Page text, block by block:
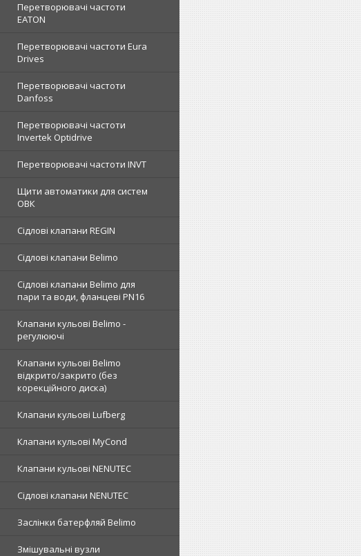
Перетворювачі частоти
EATON
Перетворювачі частоти Eura
Drives
Перетворювачі частоти
Danfoss
Перетворювачі частоти
Invertek Optidrive
Перетворювачі частоти INVT
Щити автоматики для систем
ОВК
Сідлові клапани REGIN
Сідлові клапани Belimo
Сідлові клапани Belimo для
пари та води, фланцеві PN16
Клапани кульові Belimo -
регулюючі
Клапани кульові Belimo
відкрито/закрито (без
корекційного диска)
Клапани кульові Lufberg
Клапани кульові MyCond
Клапани кульові NENUTEC
Сідлові клапани NENUTEC
Заслінки батерфляй Belimo
Змішувальні вузли